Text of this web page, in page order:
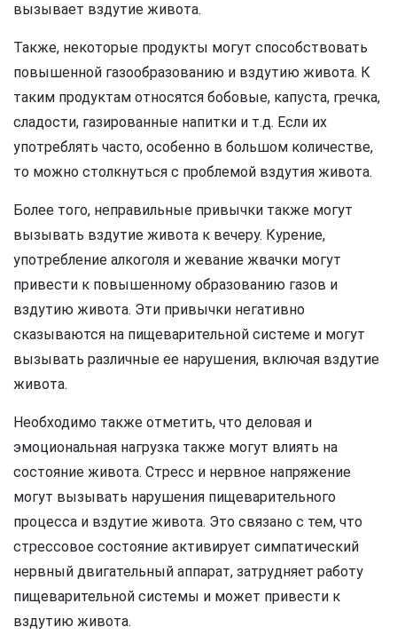
вызывает вздутие живота.
Также, некоторые продукты могут способствовать
повышенной газообразованию и вздутию живота. К
таким продуктам относятся бобовые, капуста, гречка,
сладости, газированные напитки и т.д. Если их
употреблять часто, особенно в большом количестве,
то можно столкнуться с проблемой вздутия живота.
Более того, неправильные привычки также могут
вызывать вздутие живота к вечеру. Курение,
употребление алкоголя и жевание жвачки могут
привести к повышенному образованию газов и
вздутию живота. Эти привычки негативно
сказываются на пищеварительной системе и могут
вызывать различные ее нарушения, включая вздутие
живота.
Необходимо также отметить, что деловая и
эмоциональная нагрузка также могут влиять на
состояние живота. Стресс и нервное напряжение
могут вызывать нарушения пищеварительного
процесса и вздутие живота. Это связано с тем, что
стрессовое состояние активирует симпатический
нервный двигательный аппарат, затрудняет работу
пищеварительной системы и может привести к
вздутию живота.